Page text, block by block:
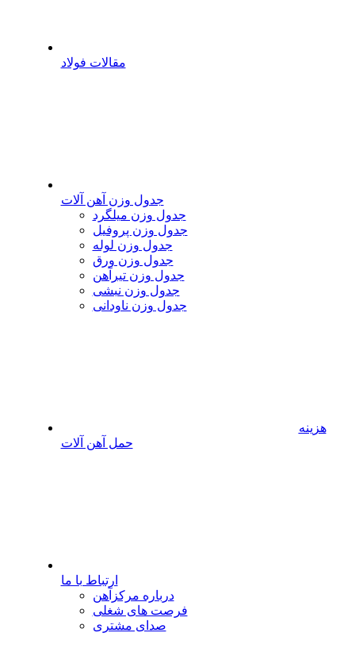
مقالات فولاد
جدول وزن آهن آلات
جدول وزن میلگرد
جدول وزن پروفیل
جدول وزن لوله
جدول وزن ورق
جدول وزن تیرآهن
جدول وزن نبشی
جدول وزن ناودانی
هزینه
حمل آهن آلات
ارتباط با ما
درباره مرکزآهن
فرصت های شغلی
صدای مشتری